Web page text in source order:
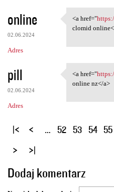
online
02.06.2024
Adres
<a
<a href="
clomid
pill
02.06.2024
Adres
<a
<a href="
online nz</a>
S
o
n
… 52 53 54 55
Dodaj komentarz